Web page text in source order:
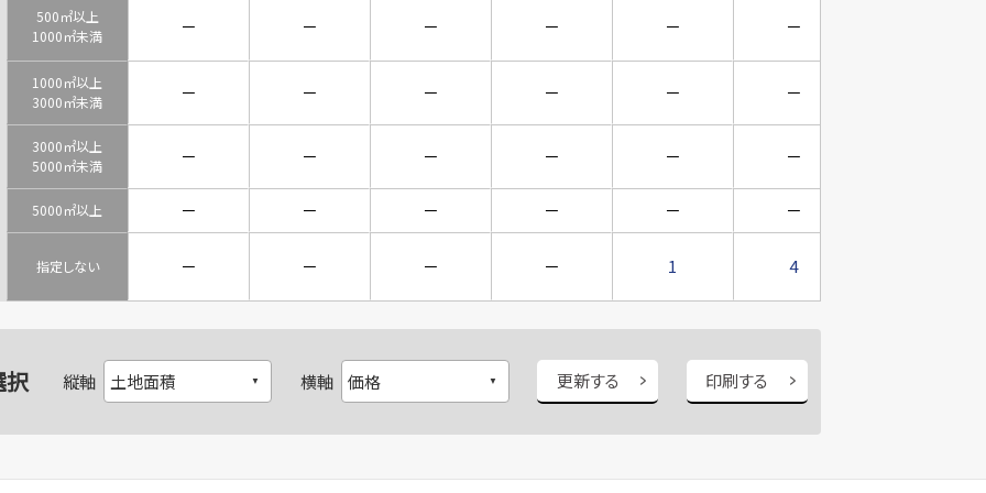
500㎡以上
1000㎡未満
－ － － － － －
1000㎡以上
3000㎡未満
－ － － － － －
3000㎡以上
5000㎡未満
－ － － － － －
5000㎡以上 － － － － － －
指定しない － － － － 1 4
択 縦軸 横軸 更新する 印刷する